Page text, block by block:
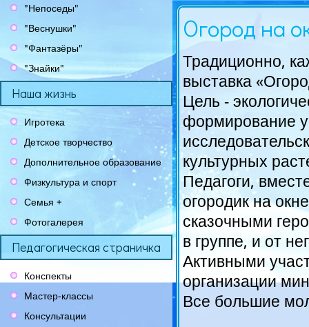
"Непоседы"
"Веснушки"
"Фантазёры"
"Знайки"
Наша жизнь
Игротека
Детское творчество
Дополнительное образование
Физкультура и спорт
Семья +
Фотогалерея
Педагогическая страничка
Конспекты
Мастер-классы
Консультации
Огород на
Традиционно,
выставка
Цель -
формирование у
культурных
Педагоги,
огородик на
сказочными
в группе, и от
Активными
организации
Все большие